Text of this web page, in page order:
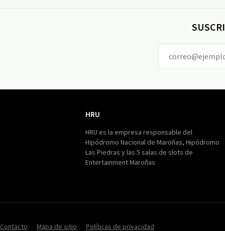
HRU
HRU es la empresa responsable del
Hipódromo Nacional de Maroñas, Hipódromo
Las Piedras y las 5 salas de slots de
Entertainment Maroñas
Contacto Mapa de sitio Políticas de privacidad